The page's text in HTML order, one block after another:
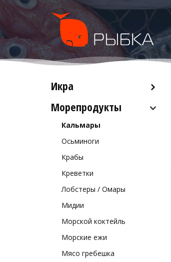
Икра
Красная икра
Морепродукты
Кальмары
Осьминоги
Крабы
Креветки
Лобстеры / Омары
Мидии
Морской коктейль
Морские ежи
Мясо гребешка